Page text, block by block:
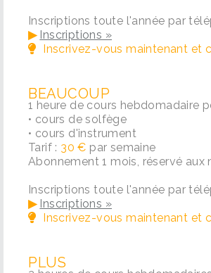
Inscriptions toute l'année par
▶ Inscriptions »
Inscrivez-vous maintenant et
BEAUCOUP
1 heure de cours hebdomadaire
• cours de solfège
• cours d'instrument
Tarif : 30 € par semaine
Abonnement 1 mois, réservé aux
Inscriptions toute l'année par
▶ Inscriptions »
Inscrivez-vous maintenant et
PLUS